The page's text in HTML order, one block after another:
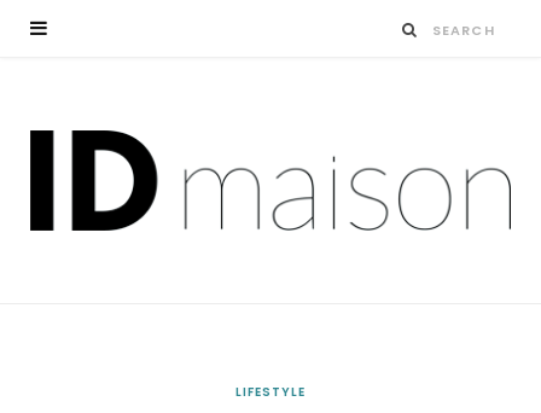
LIFESTYLE